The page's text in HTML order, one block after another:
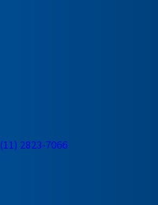
(11) 2823-7066